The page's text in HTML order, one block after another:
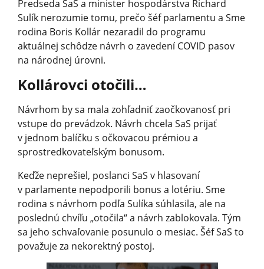
Predseda SaS a minister hospodárstva Richard
Sulík nerozumie tomu, prečo šéf parlamentu a Sme
rodina Boris Kollár nezaradil do programu
aktuálnej schôdze návrh o zavedení COVID pasov
na národnej úrovni.
Kollárovci otočili…
Návrhom by sa mala zohľadniť zaočkovanosť pri
vstupe do prevádzok. Návrh chcela SaS prijať
v jednom balíčku s očkovacou prémiou a
sprostredkova­teľským bonusom.
Keďže neprešiel, poslanci SaS v hlasovaní
v parlamente nepodporili bonus a lotériu. Sme
rodina s návrhom podľa Sulíka súhlasila, ale na
poslednú chvíľu „otočila“ a návrh zablokovala. Tým
sa jeho schvaľovanie posunulo o mesiac. Šéf SaS to
považuje za nekorektný postoj.